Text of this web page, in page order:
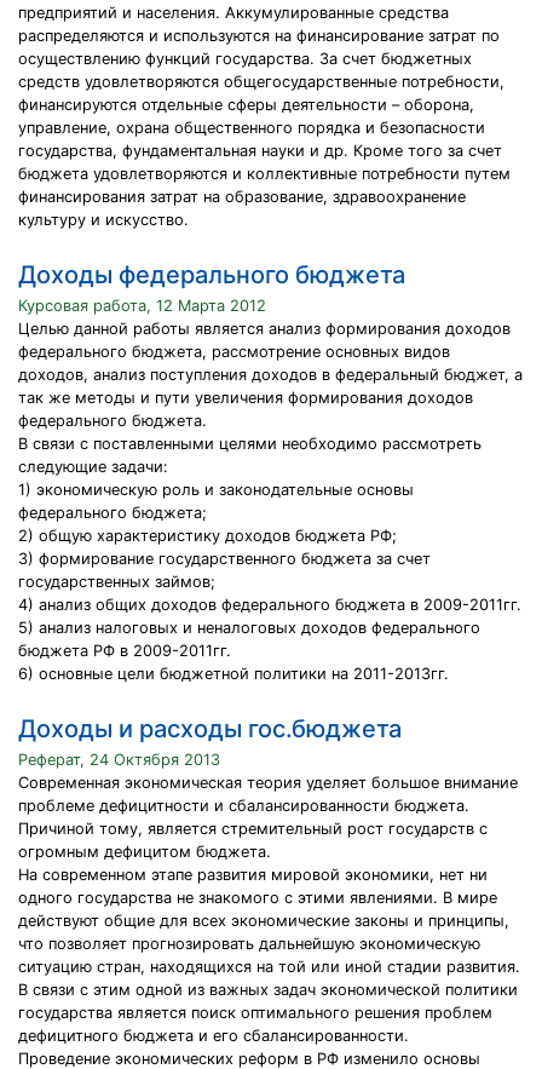
предприятий и населения. Аккумулированные средства
распределяются и используются на финансирование затрат по
осуществлению функций государства. За счет бюджетных
средств удовлетворяются общегосударственные потребности,
финансируются отдельные сферы деятельности – оборона,
управление, охрана общественного порядка и безопасности
государства, фундаментальная науки и др. Кроме того за счет
бюджета удовлетворяются и коллективные потребности путем
финансирования затрат на образование, здравоохранение
культуру и искусство.
Доходы федерального бюджета
Курсовая работа, 12 Марта 2012
Целью данной работы является анализ формирования доходов
федерального бюджета, рассмотрение основных видов
доходов, анализ поступления доходов в федеральный бюджет, а
так же методы и пути увеличения формирования доходов
федерального бюджета.
В связи с поставленными целями необходимо рассмотреть
следующие задачи:
1) экономическую роль и законодательные основы
федерального бюджета;
2) общую характеристику доходов бюджета РФ;
3) формирование государственного бюджета за счет
государственных займов;
4) анализ общих доходов федерального бюджета в 2009-2011гг.
5) анализ налоговых и неналоговых доходов федерального
бюджета РФ в 2009-2011гг.
6) основные цели бюджетной политики на 2011-2013гг.
Доходы и расходы гос.бюджета
Реферат, 24 Октября 2013
Современная экономическая теория уделяет большое внимание
проблеме дефицитности и сбалансированности бюджета.
Причиной тому, является стремительный рост государств с
огромным дефицитом бюджета.
На современном этапе развития мировой экономики, нет ни
одного государства не знакомого с этими явлениями. В мире
действуют общие для всех экономические законы и принципы,
что позволяет прогнозировать дальнейшую экономическую
ситуацию стран, находящихся на той или иной стадии развития.
В связи с этим одной из важных задач экономической политики
государства является поиск оптимального решения проблем
дефицитного бюджета и его сбалансированности.
Проведение экономических реформ в РФ изменило основы